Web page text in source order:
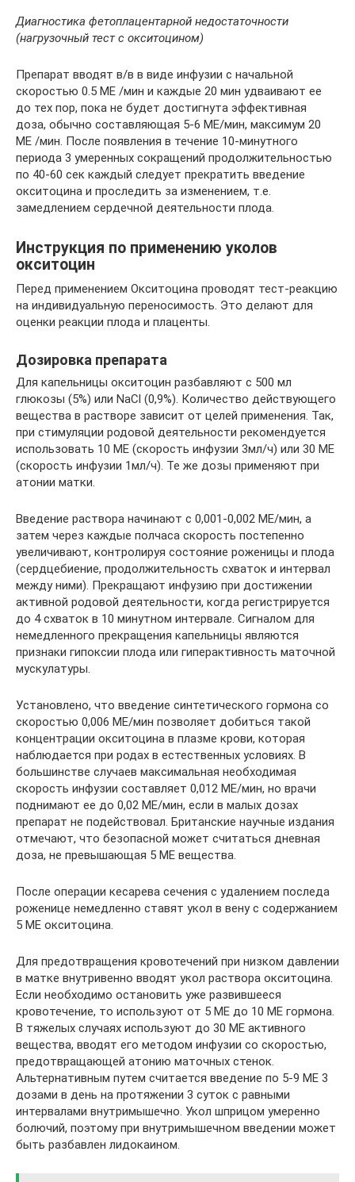
Диагностика фетоплацентарной недостаточности
(нагрузочный тест с окситоцином)
Препарат вводят в/в в виде инфузии с начальной
скоростью 0.5 МЕ /мин и каждые 20 мин удваивают ее
до тех пор, пока не будет достигнута эффективная
доза, обычно составляющая 5-6 МЕ/мин, максимум 20
МЕ /мин. После появления в течение 10-минутного
периода 3 умеренных сокращений продолжительностью
по 40-60 сек каждый следует прекратить введение
окситоцина и проследить за изменением, т.е.
замедлением сердечной деятельности плода.
Инструкция по применению уколов
окситоцин
Перед применением Окситоцина проводят тест-реакцию
на индивидуальную переносимость. Это делают для
оценки реакции плода и плаценты.
Дозировка препарата
Для капельницы окситоцин разбавляют с 500 мл
глюкозы (5%) или NaCl (0,9%). Количество действующего
вещества в растворе зависит от целей применения. Так,
при стимуляции родовой деятельности рекомендуется
использовать 10 МЕ (скорость инфузии 3мл/ч) или 30 МЕ
(скорость инфузии 1мл/ч). Те же дозы применяют при
атонии матки.
Введение раствора начинают с 0,001-0,002 МЕ/мин, а
затем через каждые полчаса скорость постепенно
увеличивают, контролируя состояние роженицы и плода
(сердцебиение, продолжительность схваток и интервал
между ними). Прекращают инфузию при достижении
активной родовой деятельности, когда регистрируется
до 4 схваток в 10 минутном интервале. Сигналом для
немедленного прекращения капельницы являются
признаки гипоксии плода или гиперактивность маточной
мускулатуры.
Установлено, что введение синтетического гормона со
скоростью 0,006 МЕ/мин позволяет добиться такой
концентрации окситоцина в плазме крови, которая
наблюдается при родах в естественных условиях. В
большинстве случаев максимальная необходимая
скорость инфузии составляет 0,012 МЕ/мин, но врачи
поднимают ее до 0,02 МЕ/мин, если в малых дозах
препарат не подействовал. Британские научные издания
отмечают, что безопасной может считаться дневная
доза, не превышающая 5 МЕ вещества.
После операции кесарева сечения с удалением последа
роженице немедленно ставят укол в вену с содержанием
5 МЕ окситоцина.
Для предотвращения кровотечений при низком давлении
в матке внутривенно вводят укол раствора окситоцина.
Если необходимо остановить уже развившееся
кровотечение, то используют от 5 МЕ до 10 МЕ гормона.
В тяжелых случаях используют до 30 МЕ активного
вещества, вводят его методом инфузии со скоростью,
предотвращающей атонию маточных стенок.
Альтернативным путем считается введение по 5-9 МЕ 3
дозами в день на протяжении 3 суток с равными
интервалами внутримышечно. Укол шприцом умеренно
болючий, поэтому при внутримышечном введении может
быть разбавлен лидокаином.